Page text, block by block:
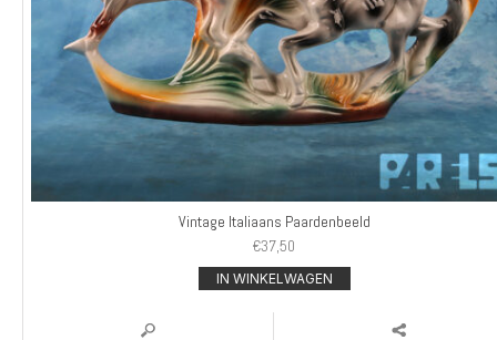
Vintage Italiaans Paardenbeeld
€37,50
IN WINKELWAGEN